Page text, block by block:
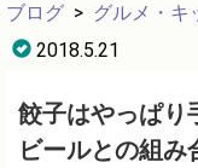
ブログ > グルメ・キ
2018.5.21
餃子はやっぱり
ビールとの組み